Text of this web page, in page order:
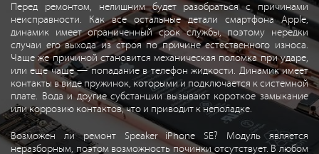
Перед ремонтом, нелишним будет разобраться с причинами
неисправности. Как все остальные детали смартфона Apple,
динамик имеет ограниченный срок службы, поэтому нередки
случаи его выхода из строя по причине естественного износа.
Чаще же причиной становится механическая поломка при ударе,
или еще чаще — попадание в телефон жидкости. Динамик имеет
контакты в виде пружинок, которыми и подключается к системной
плате. Вода и другие субстанции вызывают короткое замыкание
или коррозию контактов, что и приводит к неполадке.
Возможен ли ремонт Speaker iPhone SE? Модуль является
неразборным, поэтом возможность починки отсутствует. В любом